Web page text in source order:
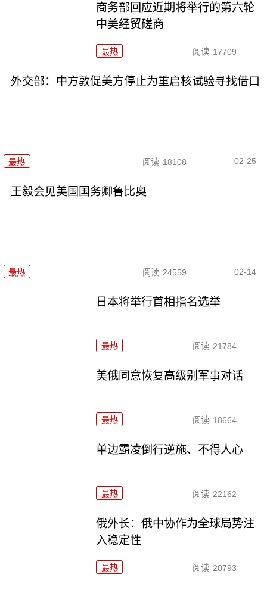
商务部回应近期将举行的第六轮
中美经贸磋商
最热 阅读 17709
外交部：中方敦促美方停止为重启核试验寻找借口
最热 阅读 18108 02-25
王毅会见美国国务卿鲁比奥
最热 阅读 24559 02-14
日本将举行首相指名选举
最热 阅读 21784
美俄同意恢复高级别军事对话
最热 阅读 18664
单边霸凌倒行逆施、不得人心
最热 阅读 22162
俄外长：俄中协作为全球局势注
入稳定性
最热 阅读 20793